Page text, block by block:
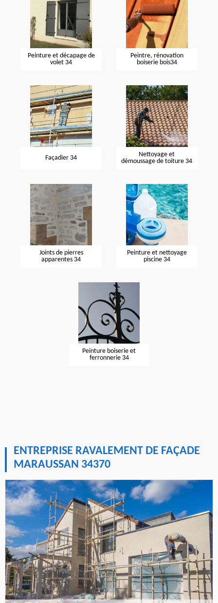
Peinture et décapage de
volet 34
Peintre, rénovation
boiserie bois34
Façadier 34
Nettoyage et
démoussage de toiture 34
Joints de pierres
apparentes 34
Peinture et nettoyage
piscine 34
Peinture boiserie et
ferronnerie 34
ENTREPRISE RAVALEMENT DE FAÇADE
MARAUSSAN 34370